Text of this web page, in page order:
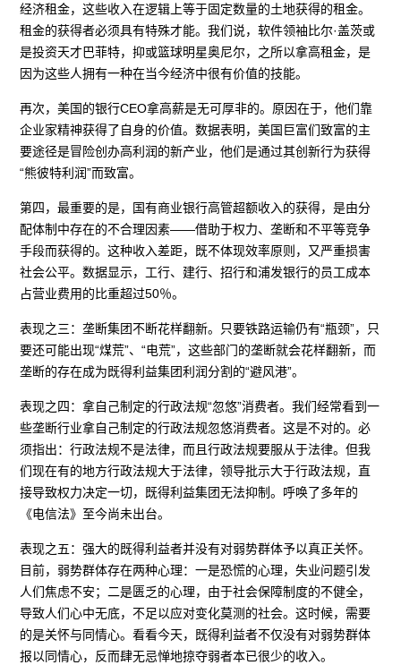
经济租金，这些收入在逻辑上等于固定数量的土地获得的租金。
租金的获得者必须具有特殊才能。我们说，软件领袖比尔·盖茨或
是投资天才巴菲特，抑或篮球明星奥尼尔，之所以拿高租金，是
因为这些人拥有一种在当今经济中很有价值的技能。
再次，美国的银行CEO拿高薪是无可厚非的。原因在于，他们靠
企业家精神获得了自身的价值。数据表明，美国巨富们致富的主
要途径是冒险创办高利润的新产业，他们是通过其创新行为获得
“熊彼特利润”而致富。
第四，最重要的是，国有商业银行高管超额收入的获得，是由分
配体制中存在的不合理因素——借助于权力、垄断和不平等竞争
手段而获得的。这种收入差距，既不体现效率原则，又严重损害
社会公平。数据显示，工行、建行、招行和浦发银行的员工成本
占营业费用的比重超过50％。
表现之三：垄断集团不断花样翻新。只要铁路运输仍有“瓶颈”，只
要还可能出现“煤荒”、“电荒”，这些部门的垄断就会花样翻新，而
垄断的存在成为既得利益集团利润分割的“避风港”。
表现之四：拿自己制定的行政法规“忽悠”消费者。我们经常看到一
些垄断行业拿自己制定的行政法规忽悠消费者。这是不对的。必
须指出：行政法规不是法律，而且行政法规要服从于法律。但我
们现在有的地方行政法规大于法律，领导批示大于行政法规，直
接导致权力决定一切，既得利益集团无法抑制。呼唤了多年的
《电信法》至今尚未出台。
表现之五：强大的既得利益者并没有对弱势群体予以真正关怀。
目前，弱势群体存在两种心理：一是恐慌的心理，失业问题引发
人们焦虑不安；二是匮乏的心理，由于社会保障制度的不健全，
导致人们心中无底，不足以应对变化莫测的社会。这时候，需要
的是关怀与同情心。看看今天，既得利益者不仅没有对弱势群体
报以同情心，反而肆无忌惮地掠夺弱者本已很少的收入。